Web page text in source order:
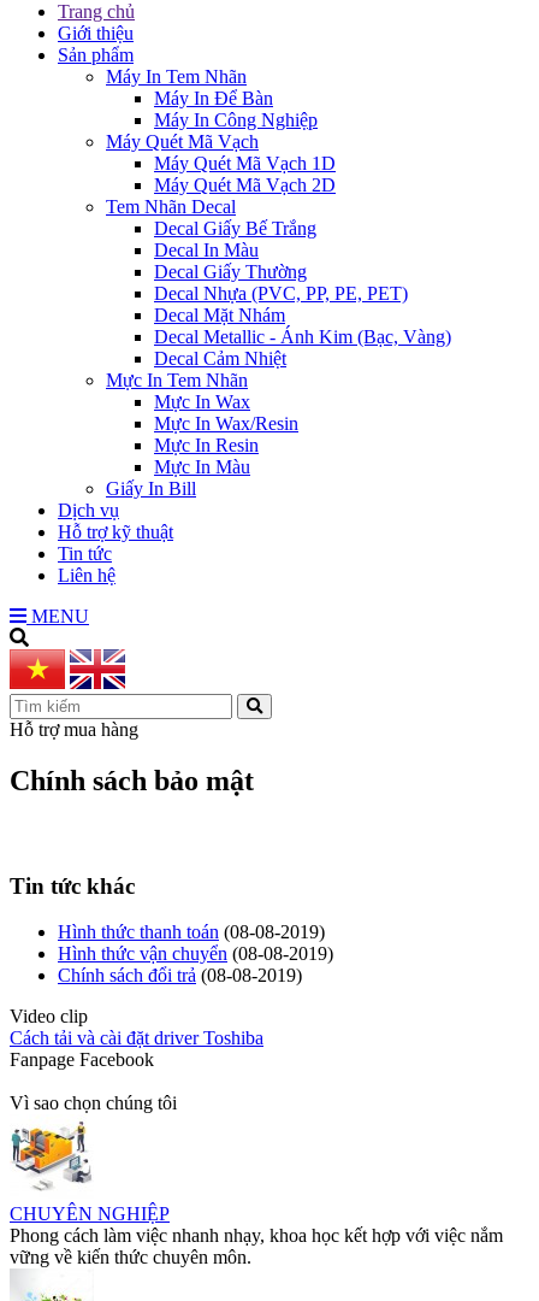
Trang chủ
Giới thiệu
Sản phẩm
Máy In Tem Nhãn
Máy In Để Bàn
Máy In Công Nghiệp
Máy Quét Mã Vạch
Máy Quét Mã Vạch 1D
Máy Quét Mã Vạch 2D
Tem Nhãn Decal
Decal Giấy Bế Trắng
Decal In Màu
Decal Giấy Thường
Decal Nhựa (PVC, PP, PE, PET)
Decal Mặt Nhám
Decal Metallic - Ánh Kim (Bạc, Vàng)
Decal Cảm Nhiệt
Mực In Tem Nhãn
Mực In Wax
Mực In Wax/Resin
Mực In Resin
Mực In Màu
Giấy In Bill
Dịch vụ
Hỗ trợ kỹ thuật
Tin tức
Liên hệ
MENU
Hỗ trợ mua hàng
Chính sách bảo mật
Tin tức khác
Hình thức thanh toán (08-08-2019)
Hình thức vận chuyển (08-08-2019)
Chính sách đổi trả (08-08-2019)
Video clip
Cách tải và cài đặt driver Toshiba
Fanpage Facebook
Vì sao chọn chúng tôi
CHUYÊN NGHIỆP
Phong cách làm việc nhanh nhạy, khoa học kết hợp với việc nắm
vững về kiến thức chuyên môn.